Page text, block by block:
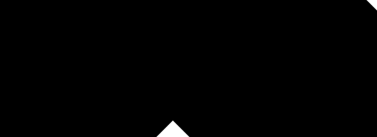
простой: выбрал картинку, оформил заказ. Долго не ждал, всё